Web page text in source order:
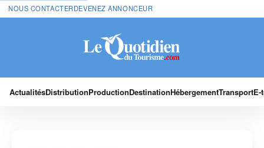
NOUS CONTACTERDEVENEZ ANNONCEUR
ActualitésDistributionProductionDestinationHébergementTransport